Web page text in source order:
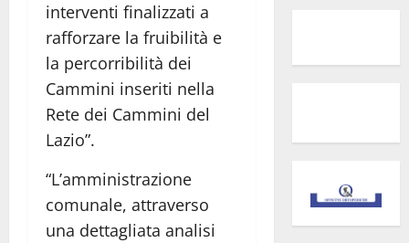
interventi finalizzati a
rafforzare la fruibilità e
la percorribilità dei
Cammini inseriti nella
Rete dei Cammini del
Lazio”.
“L’amministrazione
comunale, attraverso
una dettagliata analisi